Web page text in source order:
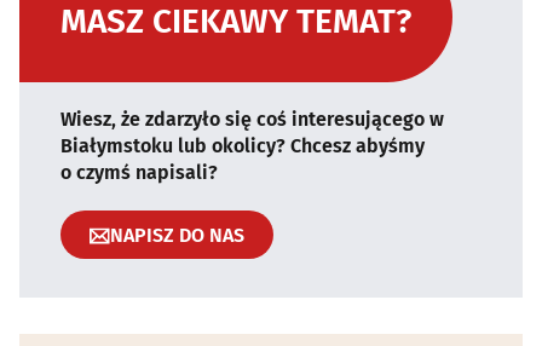
MASZ CIEKAWY TEMAT?
Wiesz, że zdarzyło się coś interesującego w
Białymstoku lub okolicy? Chcesz abyśmy
o czymś napisali?
NAPISZ DO NAS